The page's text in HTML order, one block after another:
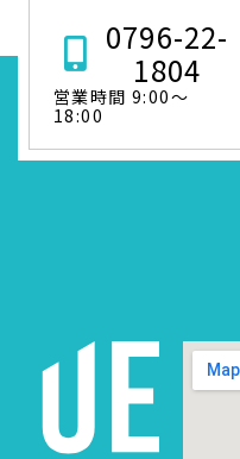
0796-22-
1804
営業時間 9:00～
18:00